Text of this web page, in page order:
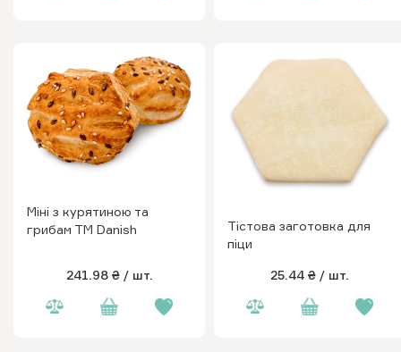
Міні з курятиною та
грибам ТМ Danish
241.98 ₴/ шт.
Тістова заготовка для
піци
25.44 ₴ / шт.